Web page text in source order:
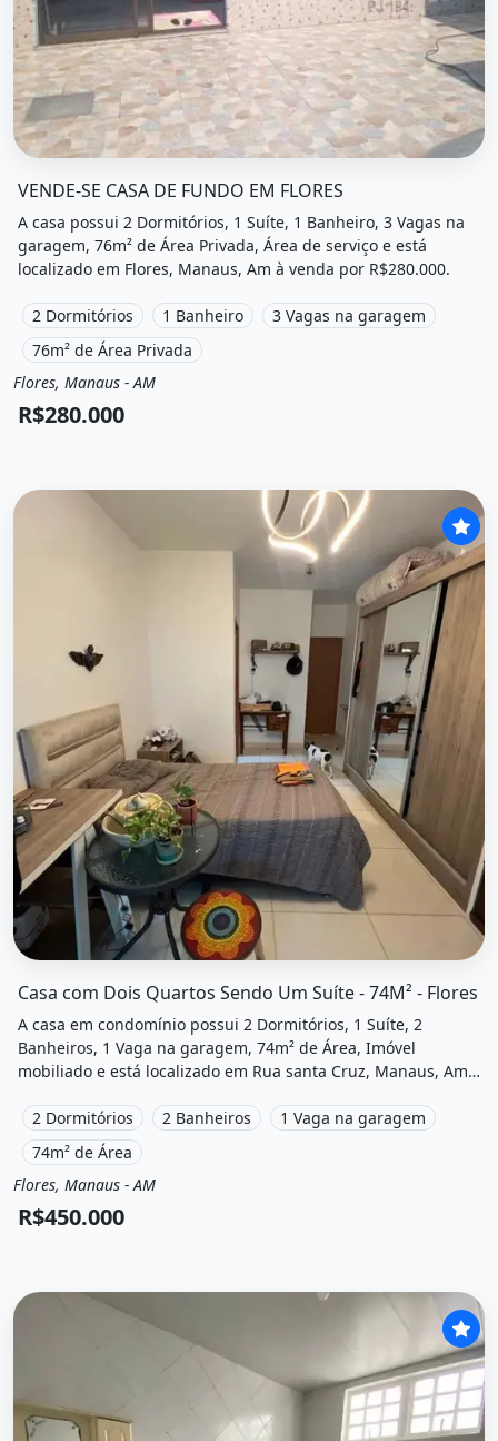
VENDE-SE CASA DE FUNDO EM FLORES
A casa possui 2 Dormitórios, 1 Suíte, 1 Banheiro, 3 Vagas na
garagem, 76m² de Área Privada, Área de serviço e está
localizado em Flores, Manaus, Am à venda por R$280.000.
2 Dormitórios 1 Banheiro
3 Vagas na garagem
76m² de Área Privada
Venda
Casa
Flores, Manaus - AM
R$280.000
Casa com Dois Quartos Sendo Um Suíte - 74M² - Flores
A casa em condomínio possui 2 Dormitórios, 1 Suíte, 2
Banheiros, 1 Vaga na garagem, 74m² de Área, Imóvel
mobiliado e está localizado em Rua santa Cruz, Manaus, Am
2 Dormitórios
2 Banheiros
1 Vaga na garagem
74m² de Área
Venda
Casa em condomínio
Flores, Manaus - AM
R$450.000